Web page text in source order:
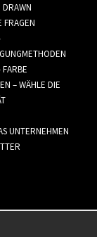
FRAGEN
– WÄHLE DIE
UNTERNEHMEN